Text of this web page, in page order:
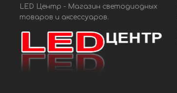
LED Центр - Магазин светодиодных
товаров и аксессуаров.